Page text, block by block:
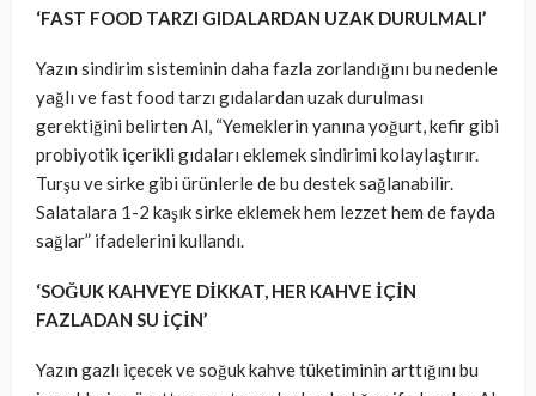
‘FAST FOOD TARZI GIDALARDAN UZAK DURULMALI’
Yazın sindirim sisteminin daha fazla zorlandığını bu nedenle
yağlı ve fast food tarzı gıdalardan uzak durulması
gerektiğini belirten Al, “Yemeklerin yanına yoğurt, kefir gibi
probiyotik içerikli gıdaları eklemek sindirimi kolaylaştırır.
Turşu ve sirke gibi ürünlerle de bu destek sağlanabilir.
Salatalara 1-2 kaşık sirke eklemek hem lezzet hem de fayda
sağlar” ifadelerini kullandı.
‘SOĞUK KAHVEYE DİKKAT, HER KAHVE İÇİN
FAZLADAN SU İÇİN’
Yazın gazlı içecek ve soğuk kahve tüketiminin arttığını bu